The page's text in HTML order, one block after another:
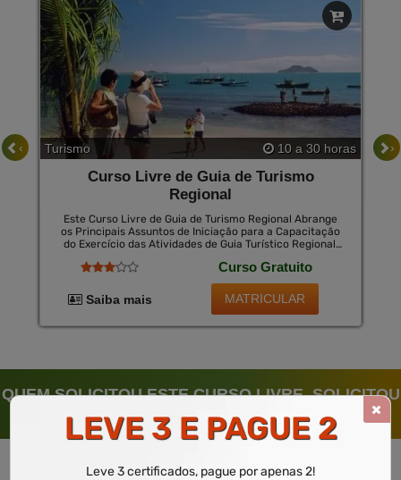
Turismo 10 a 30 horas
Curso Livre de Guia de Turismo
Regional
Este Curso Livre de Guia de Turismo Regional Abrange
os Principais Assuntos de Iniciação para a Capacitação
do Exercício das Atividades de Guia Turístico Regional,
Turístico, Apresentando-O a Esta Profissão, Ensinando-
Lhe os Conceitos da Profissão, Comunicação com o
Público (Turistas), Repertório de Lazer e Cultura,
Familiaridade com a Hotelaria, Relacionamento
Hospitalidade no Brasil, Entre Outros Temas Básicos,
Curso Gratuito
Saiba mais MATRICULAR
‹ ›
QUEM SOLICITOU ESTE CURSO LIVRE, SOLICITOU
TAMBÉM
LEVE 3 E PAGUE 2
Leve 3 certificados, pague por apenas 2!